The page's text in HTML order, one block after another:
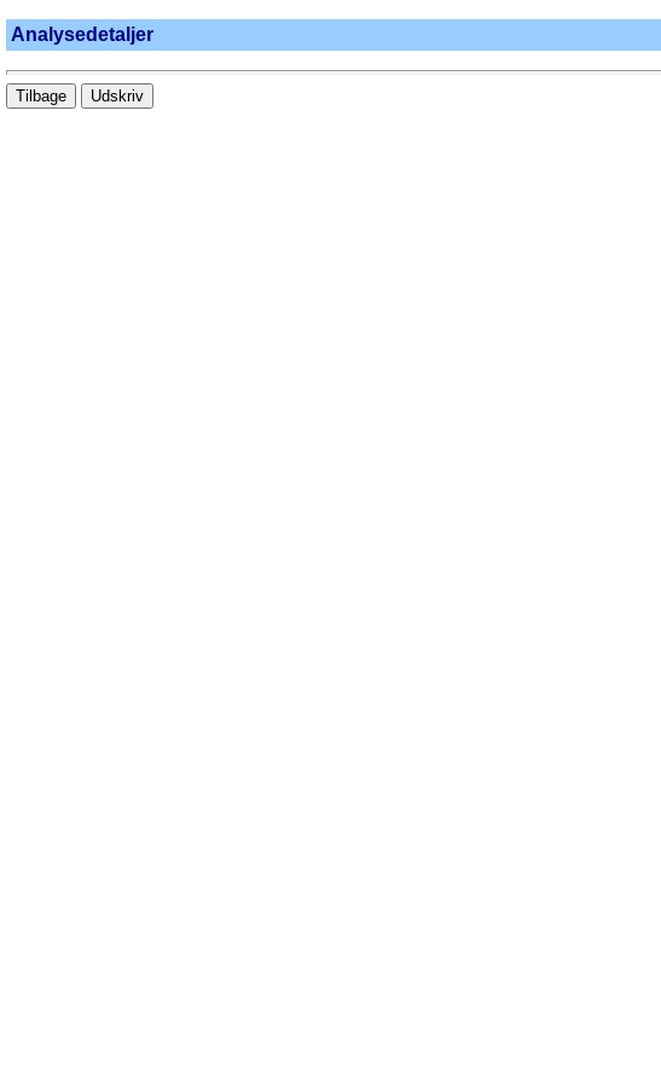
Analysedetaljer